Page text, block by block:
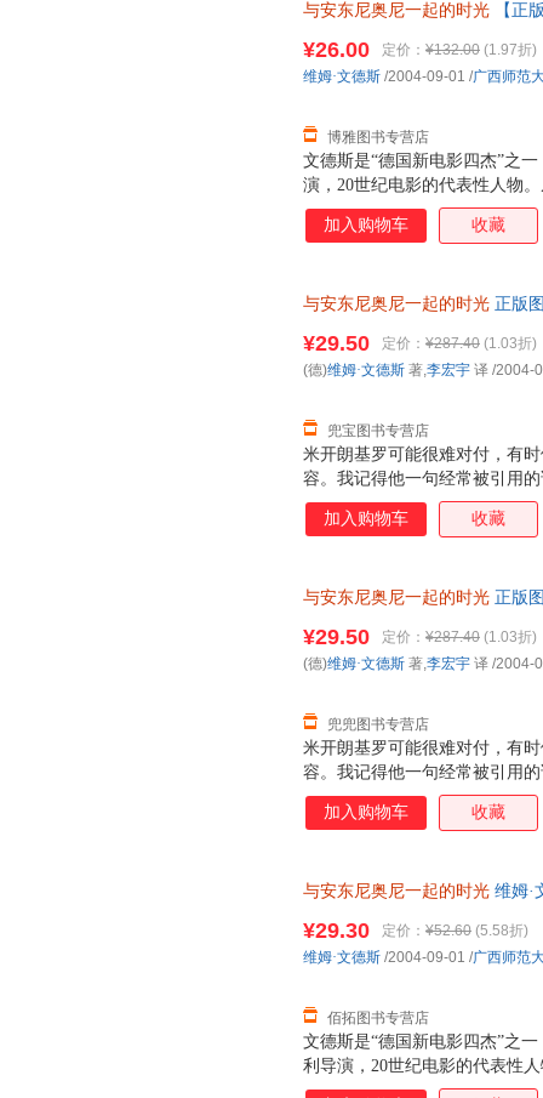
文德斯在这部电影拍摄期间所
程。这是一本电影大师写电影
论，而是两位大师合作过程的
与安东尼奥尼一起的时光 【正
文德斯是“德国新电影四杰”之
演，20世纪电影的代表性人物
部影片，其中《奇遇》、《夜
已成为电影史上的经典。985
部电影拍摄期间所写的日记，
影大师写电影大师的书，但不
师合作过程的思想、精神、技
¥26.00 定价： ¥132.00 (1.97折)
博雅图书专营店
维姆·文德斯 /2004-09-01 /广西师范
加入购物车 收藏
与安东尼奥尼一起的时光 正版
米开朗基罗可能很难对付，有
容。我记得他一句经常被引
我而言只意味着一件事：拍电
方式要求我们每个人也这样做
¥29.50 定价： ¥287.40 (1.03折)
兜宝图书专营店
(德)维姆·文德斯 著,李宏宇 译 /2004-
加入购物车 收藏
与安东尼奥尼一起的时光 正版
米开朗基罗可能很难对付，有
容。我记得他一句经常被引
我而言只意味着一件事：拍电
方式要求我们每个人也这样做
¥29.50 定价： ¥287.40 (1.03折)
兜兜图书专营店
(德)维姆·文德斯 著,李宏宇 译 /2004-
加入购物车 收藏
与安东尼奥尼一起的时光 维姆·
文德斯是“德国新电影四杰”之
利导演，20世纪电影的代表性
近30部影片，其中《奇遇》、
¥29.30 定价： ¥52.60 (5.58折)
佰拓图书专营店
维姆·文德斯 /2004-09-01 /广西师范